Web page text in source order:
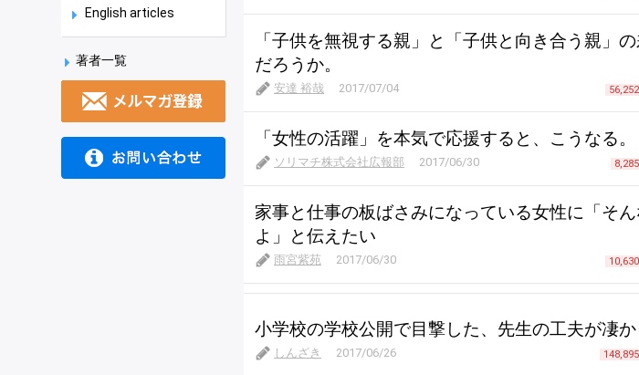
English articles
著者一覧
「子供を無視する親」と「子供と向き合う親」
だろうか。
安達 裕哉 2017/07/04
「女性の活躍」を本気で応援すると、こうなる。
ソリマチ株式会社広報部 2017/06/30
家事と仕事の板ばさみになっている女性に「そ
よ」と伝えたい
雨宮紫苑 2017/06/30
小学校の学校公開で目撃した、先生の工夫が凄か
しんざき 2017/06/26